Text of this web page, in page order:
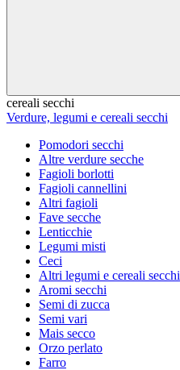
cereali secchi
Verdure, legumi e cereali secchi
Pomodori secchi
Altre verdure secche
Fagioli borlotti
Fagioli cannellini
Altri fagioli
Fave secche
Lenticchie
Legumi misti
Ceci
Altri legumi e cereali secchi
Aromi secchi
Semi di zucca
Semi vari
Mais secco
Orzo perlato
Farro